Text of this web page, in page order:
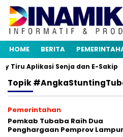
HOME BERITA
Tiru Aplikasi Senja dan E-Sakip
Topik
Pemerintahan
Pemkab Tubaba Raih Dua
Penghargaan Pemprov